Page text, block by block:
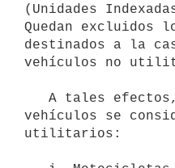
(Unidades
Quedan excluidos
destinados a la
vehículos no
vehículos se
utilitarios: